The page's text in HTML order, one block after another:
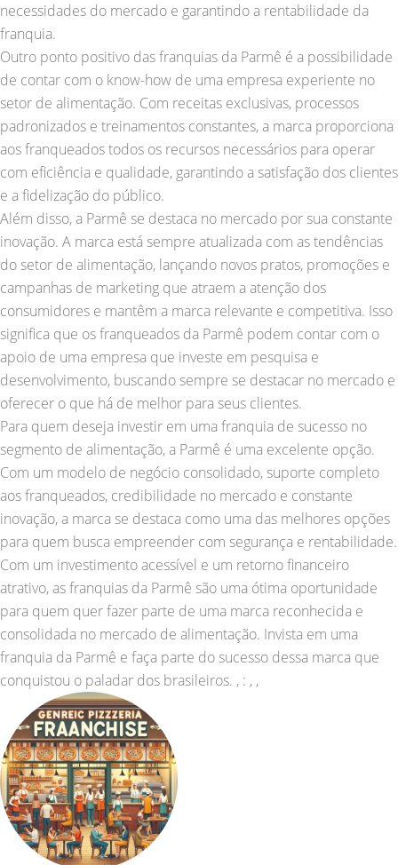
necessidades do mercado e garantindo a rentabilidade da
franquia.
Outro ponto positivo das franquias da Parmê é a possibilidade
de contar com o know-how de uma empresa experiente no
setor de alimentação. Com receitas exclusivas, processos
padronizados e treinamentos constantes, a marca proporciona
aos franqueados todos os recursos necessários para operar
com eficiência e qualidade, garantindo a satisfação dos clientes
e a fidelização do público.
Além disso, a Parmê se destaca no mercado por sua constante
inovação. A marca está sempre atualizada com as tendências
do setor de alimentação, lançando novos pratos, promoções e
campanhas de marketing que atraem a atenção dos
consumidores e mantêm a marca relevante e competitiva. Isso
significa que os franqueados da Parmê podem contar com o
apoio de uma empresa que investe em pesquisa e
desenvolvimento, buscando sempre se destacar no mercado e
oferecer o que há de melhor para seus clientes.
Para quem deseja investir em uma franquia de sucesso no
segmento de alimentação, a Parmê é uma excelente opção.
Com um modelo de negócio consolidado, suporte completo
aos franqueados, credibilidade no mercado e constante
inovação, a marca se destaca como uma das melhores opções
para quem busca empreender com segurança e rentabilidade.
Com um investimento acessível e um retorno financeiro
atrativo, as franquias da Parmê são uma ótima oportunidade
para quem quer fazer parte de uma marca reconhecida e
consolidada no mercado de alimentação. Invista em uma
franquia da Parmê e faça parte do sucesso dessa marca que
conquistou o paladar dos brasileiros. , : , ,